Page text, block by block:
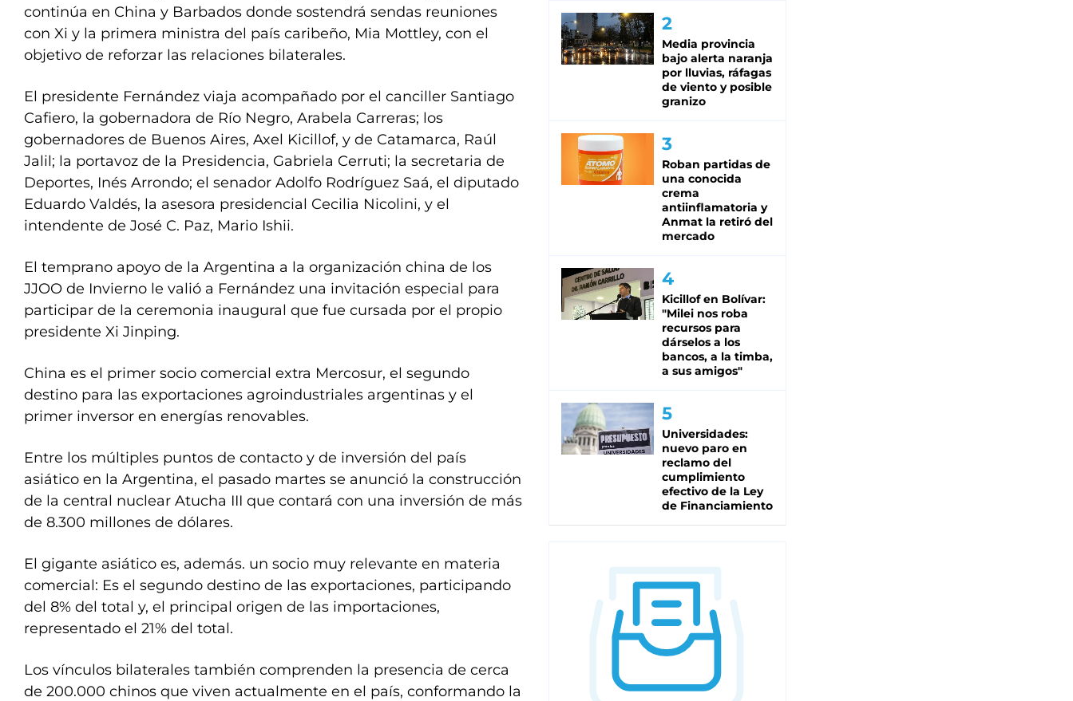
continúa en China y Barbados donde sostendrá sendas reuniones
con Xi y la primera ministra del país caribeño, Mia Mottley, con el
objetivo de reforzar las relaciones bilaterales.
El presidente Fernández viaja acompañado por el canciller Santiago
Cafiero, la gobernadora de Río Negro, Arabela Carreras; los
gobernadores de Buenos Aires, Axel Kicillof, y de Catamarca, Raúl
Jalil; la portavoz de la Presidencia, Gabriela Cerruti; la secretaria de
Deportes, Inés Arrondo; el senador Adolfo Rodríguez Saá, el diputado
Eduardo Valdés, la asesora presidencial Cecilia Nicolini, y el
intendente de José C. Paz, Mario Ishii.
El temprano apoyo de la Argentina a la organización china de los
JJOO de Invierno le valió a Fernández una invitación especial para
participar de la ceremonia inaugural que fue cursada por el propio
presidente Xi Jinping.
China es el primer socio comercial extra Mercosur, el segundo
destino para las exportaciones agroindustriales argentinas y el
primer inversor en energías renovables.
Entre los múltiples puntos de contacto y de inversión del país
asiático en la Argentina, el pasado martes se anunció la construcción
de la central nuclear Atucha III que contará con una inversión de más
de 8.300 millones de dólares.
El gigante asiático es, además. un socio muy relevante en materia
comercial: Es el segundo destino de las exportaciones, participando
del 8% del total y, el principal origen de las importaciones,
representado el 21% del total.
Los vínculos bilaterales también comprenden la presencia de cerca
de 200.000 chinos que viven actualmente en el país, conformando la
Media provincia
bajo alerta naranja
por lluvias, ráfagas
de viento y posible
granizo
Roban partidas de
una conocida
crema
antiinflamatoria y
Anmat la retiró del
mercado
Kicillof en Bolívar:
"Milei nos roba
recursos para
dárselos a los
bancos, a la timba,
a sus amigos"
Universidades:
nuevo paro en
reclamo del
cumplimiento
efectivo de la Ley
de Financiamiento